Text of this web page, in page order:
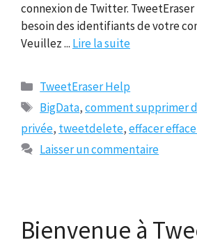
connexion de Twitter.
besoin des identifiants de votre
Veuillez ... Lire la suite
Catégories
TweetEraser Help
Tags
BigData,comment supprimer
privée, tweetdelete,effacer
Laisser un commentaire
Bienvenue à